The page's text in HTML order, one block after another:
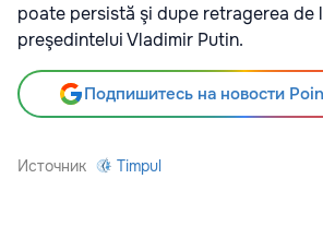
poate persistă şi dupe retragerea de
preşedintelui Vladimir Putin.
Подпишитесь на новости
Источник Timpul